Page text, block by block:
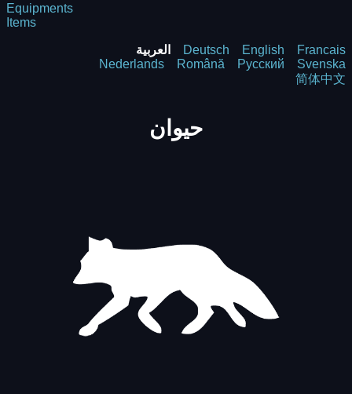
Equipments
Items
العربية Deutsch English
Francais
Nederlands
Română Русский
Svenska
简体中文
حيوان